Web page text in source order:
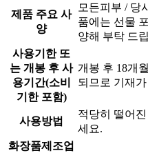
제품 주요 사
양
모든피부 / 당
품에는 선물
양해 부탁 드
사용기한 또
는 개봉 후 사
용기간(소비
기한 포함)
개봉 후 18개
되므로 기재
사용방법
적당히 떨어
세요.
화장품제조업